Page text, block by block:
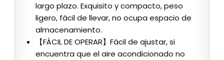
largo plazo. Exquisito y compacto, peso
ligero, fácil de llevar, no ocupa espacio de
almacenamiento.
【FÁCIL DE OPERAR】Fácil de ajustar, si
encuentra que el aire acondicionado no